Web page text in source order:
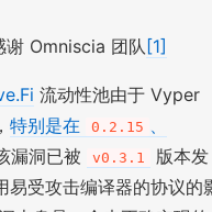
Omniscia 团队[1]
流动性池由于 Vyper
特别是在 0.2.15
漏洞已被 v0.3.1
版本发
易受攻击编译器的协议的